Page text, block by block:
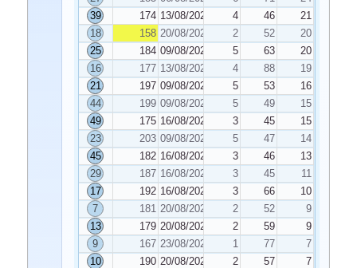
39
174 13/08/2024 4 46
21
18
158 20/08/2024 2 52
20
25
184 09/08/2024 5 63
20
16
177 13/08/2024 4 88
19
21
197 09/08/2024 5 53
16
44
199 09/08/2024 5 49
15
49
175 16/08/2024 3 45
15
23
203 09/08/2024 5 47
14
45
182 16/08/2024 3 46
13
29
187 16/08/2024 3 45
11
17
192 16/08/2024 3 66
10
7
181 20/08/2024 2 52
9
13
179 20/08/2024 2 59
9
9
167 23/08/2024 1 77
7
10
190 20/08/2024 2 57
7